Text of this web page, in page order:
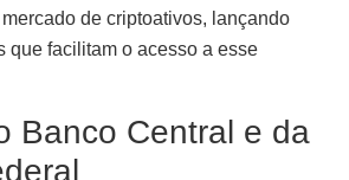
de criptoativos, lançando
que facilitam o acesso a esse
Banco Central e da